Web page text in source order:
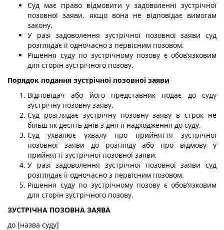
Суд має право відмовити у задоволенні зустрічної
позовної заяви, якщо вона не відповідає вимогам
закону.
У разі задоволення зустрічної позовної заяви суд
розглядає її одночасно з первісним позовом.
Рішення суду по зустрічному позову є обов’язковим
для сторін зустрічного позову.
Порядок подання зустрічної позовної заяви
Відповідач або його представник подає до суду
зустрічну позовну заяву.
Суд розглядає зустрічну позовну заяву в строк не
більш як десять днів з дня її надходження до суду.
Суд ухвалює ухвалу про прийняття зустрічної
позовної заяви до розгляду або про відмову у
прийнятті зустрічної позовної заяви.
У разі задоволення зустрічної позовної заяви суд
розглядає її одночасно з первісним позовом.
Рішення суду по зустрічному позову є обов’язковим
для сторін зустрічного позову.
ЗУСТРІЧНА ПОЗОВНА ЗАЯВА
до [назва суду]